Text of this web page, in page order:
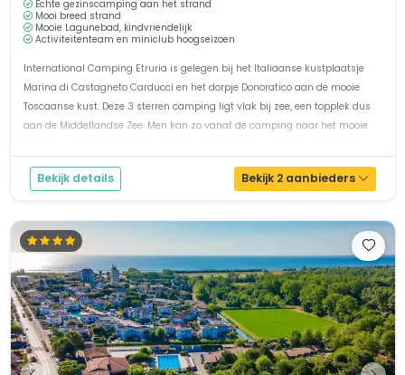
Echte gezinscamping aan het strand
Mooi breed strand
Mooie Lagunebad, kindvriendelijk
Activiteitenteam en miniclub hoogseizoen
International Camping Etruria is gelegen bij het Italiaanse kustplaatsje
Marina di Castagneto Carducci en het dorpje Donoratico aan de mooie
Toscaanse kust. Deze 3 sterren camping ligt vlak bij zee, een topplek dus
aan de Middellandse Zee. Men kan zo vanaf de camping naar het mooie
Bekijk details Bekijk 2 aanbieders